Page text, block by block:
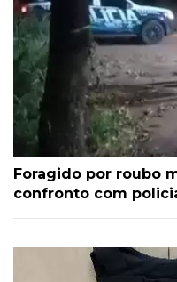
Foragido por roubo
confronto com